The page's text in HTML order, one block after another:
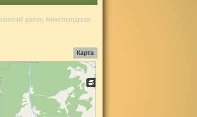
район, Нижегородская
Карта